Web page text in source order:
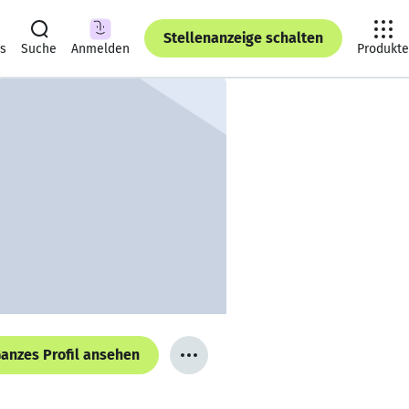
Suche Anmelden
Stellenanzeige schalten
Produkte
Profil ansehen